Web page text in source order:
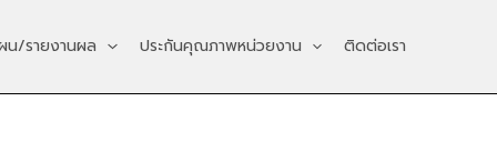
น/รายงานผล ประกันคุณภาพหน่วยงาน ติดต่อเรา